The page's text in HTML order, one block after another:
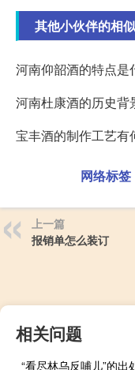
其他小伙伴的相
河南仰韶酒的特点是
河南杜康酒的历史背
宝丰酒的制作工艺有
网络标签
上一篇
报销单怎么装订
相关问题
“看尽林乌反哺儿”的出